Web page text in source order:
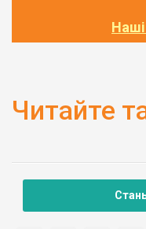
Читайте